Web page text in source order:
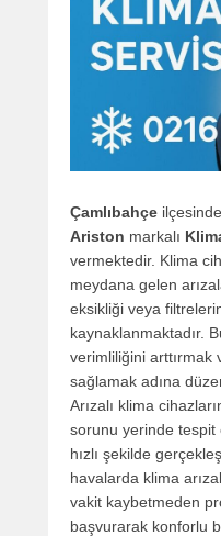
Çamlıbahçe
Ariston markalı
vermektedir. Klima
meydana gelen
eksikliği veya
kaynaklanmaktadır.
verimliliğini arttırmak
sağlamak adına
Arızalı klima
sorunu yerinde tespit
hızlı şekilde
havalarda klima
vakit kaybetmeden
başvurarak konforlu